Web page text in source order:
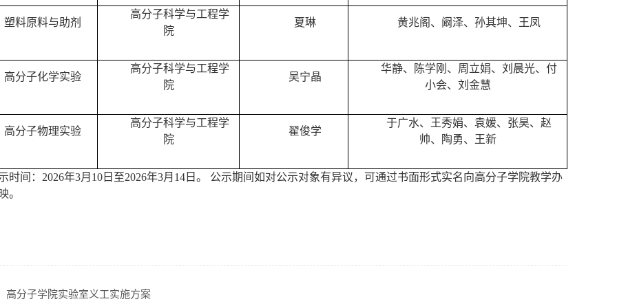
塑料原料与助剂
高分子科学与工程学
院
夏琳 黄兆阁、阚泽、孙其坤、王凤
高分子化学实验
高分子科学与工程学
院
吴宁晶
华静、陈学刚、周立娟、刘晨光、付
小会、刘金慧
高分子物理实验
高分子科学与工程学
院
翟俊学
于广水、王秀娟、袁媛、张昊、赵
帅、陶勇、王新
时间： 2026年3月 10 日至2026年3月 14 日。
公示期间如对公示对象有异议，可通过书面形式实名向高分子学院教学办
。
高分子学院实验室义工实施方案